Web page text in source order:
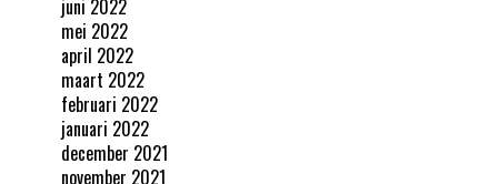
juni 2022
mei 2022
april 2022
maart 2022
februari 2022
januari 2022
december 2021
november 2021